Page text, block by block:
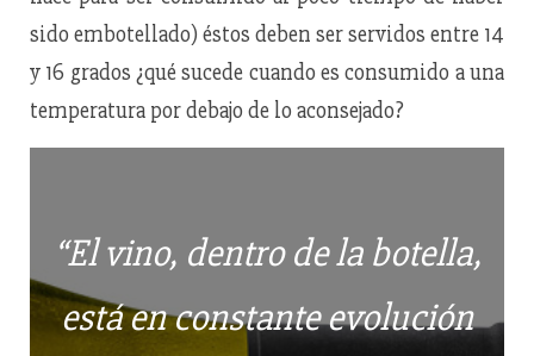
sido embotellado) éstos deben ser servidos entre 14
y 16 grados ¿qué sucede cuando es consumido a una
temperatura por debajo de lo aconsejado?
“El vino, dentro de la botella,
está en constante evolución